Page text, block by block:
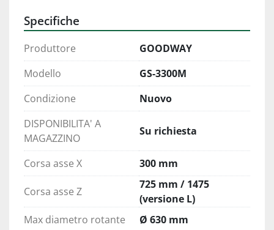
Specifiche
Produttore
GOODWAY
Modello
GS-3300M
Condizione
Nuovo
DISPONIBILITA' A
MAGAZZINO
Su richiesta
Corsa asse X 300 mm
Corsa asse Z
725 mm / 1475
(versione L)
Max diametro rotante
Ø 630 mm